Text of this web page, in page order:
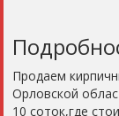
Продаем
Орловской
10 соток,где